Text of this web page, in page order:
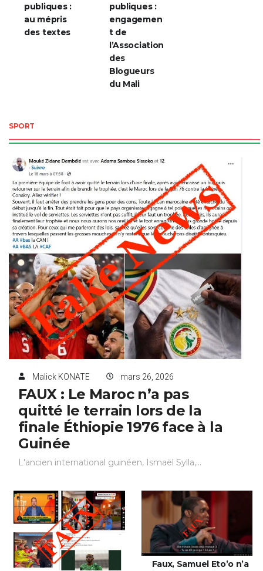
publiques :
au mépris
des textes
publiques :
engagemen
t de
l’Association
des
Blogueurs
du Mali
SPORT
Malick KONATE mars 26, 2026
FAUX : Le Maroc n’a pas
quitté le terrain lors de la
finale Éthiopie 1976 face à la
Guinée
L'ancien international guinéen, Ismaël Sylla,...
Faux, Samuel Eto’o n’a